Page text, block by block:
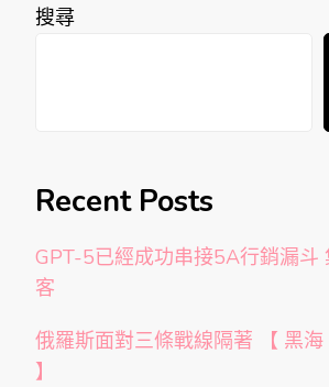
搜尋
Recent Posts
GPT-5已經成功串接5A行銷漏斗
客
俄羅斯面對三條戰線隔著 【 黑
】